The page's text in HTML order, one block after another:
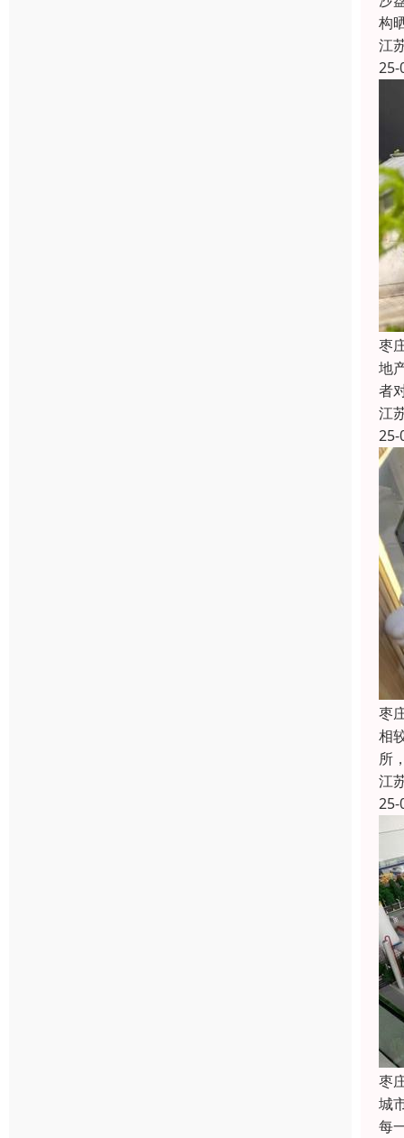
构
江
25-
枣
地
者
江
25-
枣
相
所
江
25-
枣
城
每